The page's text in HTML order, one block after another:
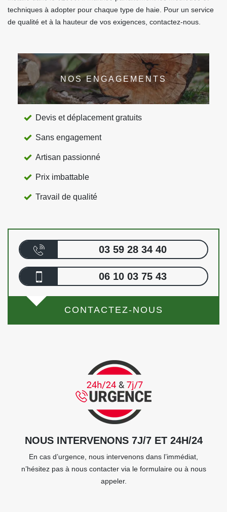
techniques à adopter pour chaque type de haie. Pour un service
de qualité et à la hauteur de vos exigences, contactez-nous.
NOS ENGAGEMENTS
Devis et déplacement gratuits
Sans engagement
Artisan passionné
Prix imbattable
Travail de qualité
03 59 28 34 40
06 10 03 75 43
CONTACTEZ-NOUS
NOUS INTERVENONS 7J/7 ET 24H/24
En cas d’urgence, nous intervenons dans l’immédiat,
n’hésitez pas à nous contacter via le formulaire ou à nous
appeler.